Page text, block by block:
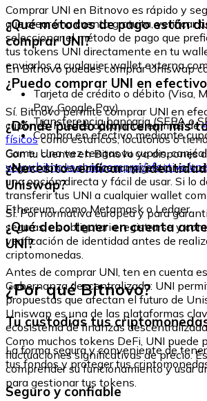
Comprar UNI en Bitnovo es rápido y
que crear una cuenta gratuita, verificar
seleccionar el método de pago que
tus tokens UNI directamente en tu
enviarlos a cualquier wallet externa
¿Qué métodos de pago están
comprar UNI?
En Bitnovo puedes comprar Uniswap
Tarjeta de crédito o débito (Visa,
Pay, Google Pay)
Transferencia bancaria (SEPA o
Compra en efectivo mediante
¿Puedo comprar UNI en
Sí. Bitnovo permite comprar UNI en
cupones. Puedes adquirirlos en más de
físicoscomo estancos, locutorios o
Game. Una vez tengas tu cupón,
www.bitnovo.com/comprar/efectivo/
¿Dónde puedo almacenar mis
Con tu cuenta en Bitnovo ya dispones
segura donde almacenar y gestionar
una opción directa y fácil de usar. Si lo
transferir tus UNI a cualquier wallet
Ethereum, como Metamask o Ledger.
¿Necesito verificar mi
Uniswap?
Sí. Por normativa europea y para
seguras, es obligatorio registrarse y
verificación de identidad antes de
criptomonedas.
¿Qué debo tener en cuenta
UNI?
Antes de comprar UNI, ten en cuenta
Gobernanza descentralizada: UNI
propuestas que afectan el futuro de
Uniswap es una de las plataformas
ecosistema de finanzas
Como muchos tokens DeFi, UNI puede
fluctuaciones significativas de precio.
comprender su funcionamiento y usar
para gestionar tus tokens.
¿Por qué Bitnovo?
Tu custodias tus
La forma segura y conveniente de
tus fondos y proteger tus
Seguro y confiable